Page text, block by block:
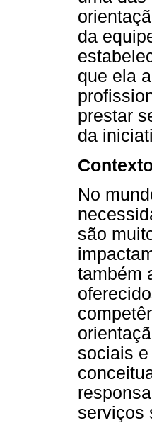
da
que ela
prestar
da
No
são
também
sociais
serviços